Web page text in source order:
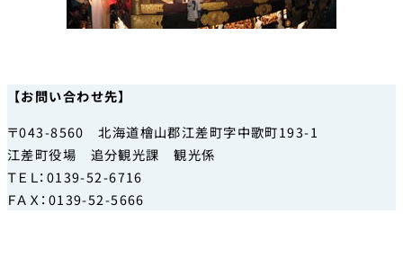
【お問い合わせ先】
〒043-8560 北海道檜山郡江差町字中歌町193-1
江差町役場 追分観光課 観光係
ＴＥＬ：0139-52-6716
ＦＡＸ：0139-52-5666